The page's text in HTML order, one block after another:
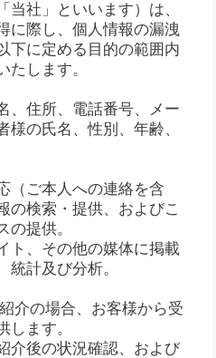
当社」といいます）は、
に際し、個人情報の漏洩
下に定める目的の範囲内
たします。
、住所、電話番号、メー
様の氏名、性別、年齢、
（ご本人への連絡を含
の検索・提供、およびこ
の提供。
ト、その他の媒体に掲載
統計及び分析。
介の場合、お客様から受
します。
介後の状況確認、および